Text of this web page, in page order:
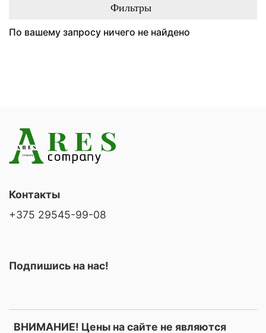
Фильтры
По вашему запросу ничего не найдено
ВНИМАНИЕ! Цены на сайте не являются
Контакты
+375 29545-99-08
Подпишись на нас!